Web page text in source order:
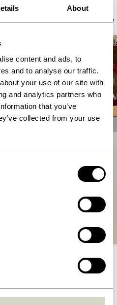
About
content and ads, to
and to analyse our traffic.
your use of our site with
and analytics partners who
that you’ve
collected from your use